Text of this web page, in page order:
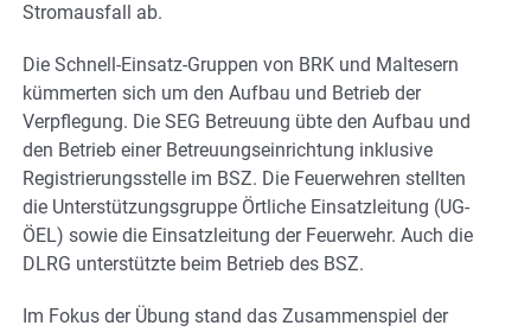
Stromausfall ab.
Die Schnell-Einsatz-Gruppen von BRK und Maltesern
kümmerten sich um den Aufbau und Betrieb der
Verpflegung. Die SEG Betreuung übte den Aufbau und
den Betrieb einer Betreuungseinrichtung inklusive
Registrierungsstelle im BSZ. Die Feuerwehren stellten
die Unterstützungsgruppe Örtliche Einsatzleitung (UG-
ÖEL) sowie die Einsatzleitung der Feuerwehr. Auch die
DLRG unterstützte beim Betrieb des BSZ.
Im Fokus der Übung stand das Zusammenspiel der